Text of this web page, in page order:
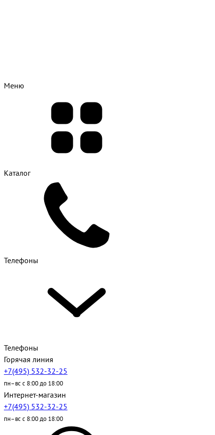
Меню
Каталог
Телефоны
Телефоны
Горячая линия
+7(495) 532-32-25
пн–вс с 8:00 до 18:00
Интернет-магазин
+7(495) 532-32-25
пн–вс с 8:00 до 18:00